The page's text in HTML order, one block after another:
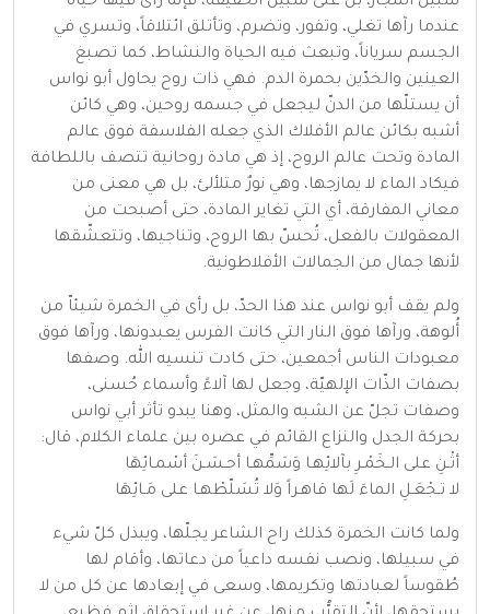
عندما رآها تغلي، وتفور، وتضرم، وتأتلق ائتلاقاً، وتسري في
الجسم سرياناً، وتبعث فيه الحياة والنشاط، كما تصبغ
العينين والخدّين بحمرة الدم. فهي ذات روح يحاول أبو نواس
أن يستلّها من الدنّ ليجعل في جسمه روحين، وهي كائن
أشبه بكائن عالم الأفلاك الذي جعله الفلاسفة فوق عالم
المادة وتحت عالم الروح، إذ هي مادة روحانية تتصف باللطافة
فيكاد الماء لا يمازجها، وهي نورٌ متلألئ، بل هي معنى من
معاني المفارقة، أي التي تغاير المادة، حتى أصبحت من
المعقولات بالفعل، تُحسّ بها الروح، وتناجيها، وتتعشّقها
لأنها جمال من الجمالات الأفلاطونية.
ولم يقف أبو نواس عند هذا الحدّ، بل رأى في الخمرة شيئاّ من
أُلوهة، ورآها فوق النار التي كانت الفرس يعبدونها، ورآها فوق
معبودات الناس أجمعين، حتى كادت تنسيه الله. وصفها
بصفات الذّات الإلهيّة، وجعل لها آلاءً وأسماء حُسنى،
وصفات تجلّ عن الشبه والمثل، وهنا يبدو تأثر أبي نواس
بحركة الجدل والنزاع القائم في عصره بين علماء الكلام، قال:
أثْـنِ على الـخَمْـرِ بآلائِهـا وَسَمِّهـا أحـسَـنَ أسْمـائِهَا
لا تـجْعَـلِ الماءَ لَها قاهـراً وَلا تُسَلّطْهـا على مَـائِهَا
ولما كانت الخمرة كذلك راح الشاعر يجلّها، ويبذل كلّ شيء
في سبيلها، ونصب نفسه داعياً من دعاتها، وأقام لها
طُقوساً لعبادتها وتكريمها، وسعى في إبعادها عن كل من لا